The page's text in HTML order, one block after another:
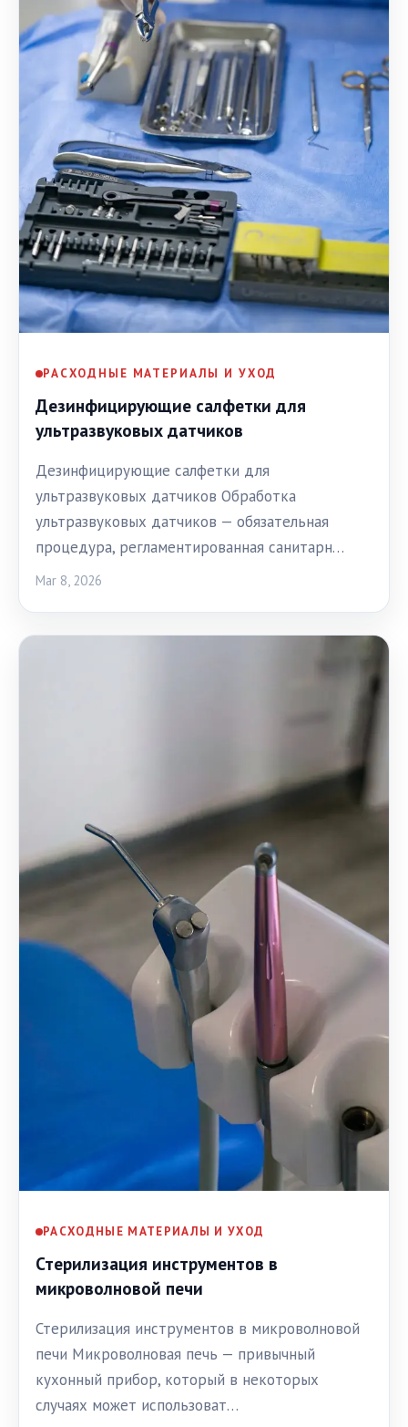
РАСХОДНЫЕ МАТЕРИАЛЫ И УХОД
Дезинфицирующие салфетки для
ультразвуковых датчиков
Дезинфицирующие салфетки для
ультразвуковых датчиков Обработка
ультразвуковых датчиков — обязательная
процедура, регламентированная санитарн…
Mar 8, 2026
РАСХОДНЫЕ МАТЕРИАЛЫ И УХОД
Стерилизация инструментов в
микроволновой печи
Стерилизация инструментов в микроволновой
печи Микроволновая печь — привычный
кухонный прибор, который в некоторых
случаях может использоват…